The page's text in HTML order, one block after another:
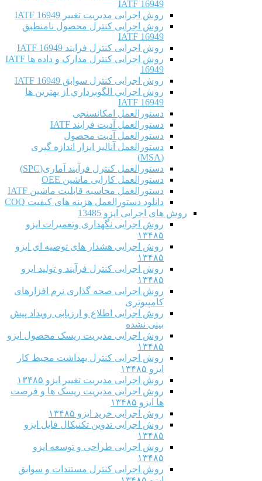
IATF 16949
روش اجرایی مدیریت تغییر IATF 16949
روش اجرایی کنترل محصول نامنطبق
IATF 16949
روش اجرایی کنترل فرایند IATF 16949
روش اجرایی کنترل مدارک و داده ها IATF
16949
روش اجرایی کنترل سوابق IATF 16949
روش اجرايي الگوبرداري از بهترين ها
IATF 16949
دستورالعمل امکانسنجی
دستورالعمل آدیت فرایند IATF
دستورالعمل آدیت محصول
دستورالعمل آنالیز ابزار اندازه گیری
(MSA)
دستورالعمل کنترل فرآیند آماری(SPC)
دستورالعمل کارایی ماشین OEE
دستورالعمل محاسبه قابلیت ماشین IATF
دانلود دستورالعمل هزینه های کیفیت COQ
روش های اجرایی ایزو 13485
روش اجرایی نگهداری وتعمیرات ایزو
۱۳۴۸۵
روش اجرایی هشدار های توصیه ای ایزو
۱۳۴۸۵
روش اجرایی کنترل فرآیند و تولید ایزو
۱۳۴۸۵
روش اجرایی صحه گذاری نرم افزارهای
کامپیوتری
روش اجرایی اطلاع و ارزیابی رویداد پیش
بینی نشده
روش اجرایی مدیریت ریسک محصول ایزو
۱۳۴۸۵
روش اجرایی کنترل بهداشت محیط کار
ایزو ۱۳۴۸۵
روش اجرایی مدیریت تغییر ایزو ۱۳۴۸۵
روش اجرایی مدیریت ریسک ها و فرصت
ها ایزو ۱۳۴۸۵
روش اجرایی خرید ایزو ۱۳۴۸۵
روش اجرایی تدوین تکنیکال فایل ایزو
۱۳۴۸۵
روش اجرایی طراحی و توسعه ایزو
۱۳۴۸۵
روش اجرایی کنترل مستندات و سوابق